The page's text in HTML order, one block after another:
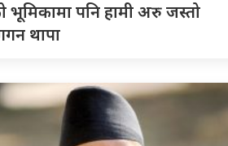
भूमिकामा पनि हामी अरु जस्तो
थापा